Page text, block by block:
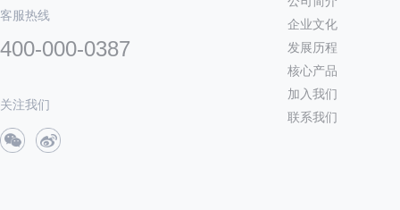
客服热线
400-000-0387
关注我们
企业文化
发展历程
核心产品
加入我们
联系我们